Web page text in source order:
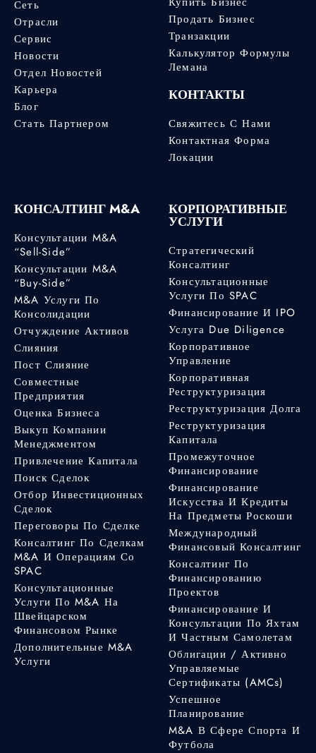
Сеть
Отрасли
Сервис
Новости
Отдел Новостей
Карьера
Блог
Стать Партнером
Продать Бизнес
Транзакции
Калькулятор Формулы
Лемана
КОНТАКТЫ
Свяжитесь С Нами
Контактная Форма
Локации
КОНСАЛТИНГ M&A
Консультации M&A
“Sell-Side”
Консультации M&A
“Buy-Side”
M&A Услуги По
Консолидации
Отчуждение Активов
Слияния
Пост Слияние
Совместные
Предприятия
Оценка Бизнеса
Выкуп Компании
Менеджментом
Привлечение Капитала
Поиск Сделок
Отбор Инвестиционных
Сделок
Переговоры По Сделке
Консалтинг По Сделкам
M&A И Операциям Со
SPAC
Консультационные
Услуги По M&A На
Швейцарском
Финансовом Рынке
Дополнительные M&A
Услуги
КОРПОРАТИВНЫЕ
УСЛУГИ
Стратегический
Консалтинг
Консультационные
Услуги По SPAC
Финансирование И IPO
Услуга Due Diligence
Корпоративное
Управление
Корпоративная
Реструктуризация
Реструктуризация Долга
Реструктуризация
Капитала
Промежуточное
Финансирование
Финансирование
Искусства И Кредиты
На Предметы Роскоши
Международный
Финансовый Консалтинг
Консалтинг По
Финансированию
Проектов
Финансирование И
Консультации По Яхтам
И Частным Самолетам
Облигации / Активно
Управляемые
Сертификаты (AMCs)
Успешное
Планирование
M&A В Сфере Спорта И
Футбола